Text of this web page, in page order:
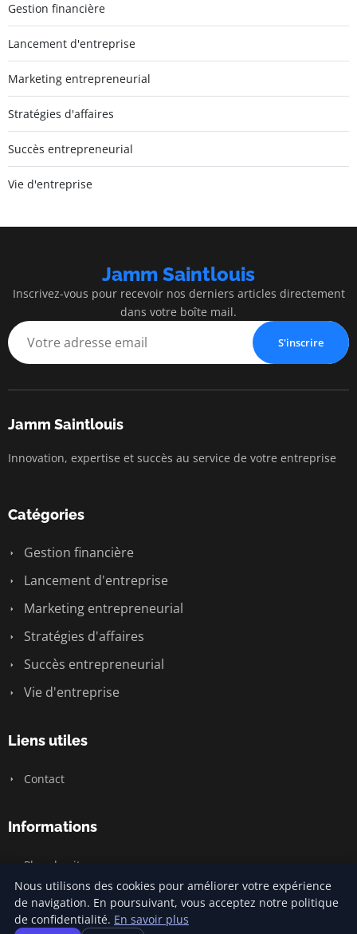
Gestion financière
Lancement d'entreprise
Marketing entrepreneurial
Stratégies d'affaires
Succès entrepreneurial
Vie d'entreprise
Jamm Saintlouis
Inscrivez-vous pour recevoir nos derniers articles directement
dans votre boîte mail.
S'inscrire
Jamm Saintlouis
Innovation, expertise et succès au service de votre entreprise
Catégories
Gestion financière
Lancement d'entreprise
Marketing entrepreneurial
Stratégies d'affaires
Succès entrepreneurial
Vie d'entreprise
Liens utiles
Contact
Informations
Plan du site
© 2026 Jamm Saintlouis. Tous droits réservés.
Nous utilisons des cookies pour améliorer votre expérience
de navigation. En poursuivant, vous acceptez notre politique
de confidentialité. En savoir plus